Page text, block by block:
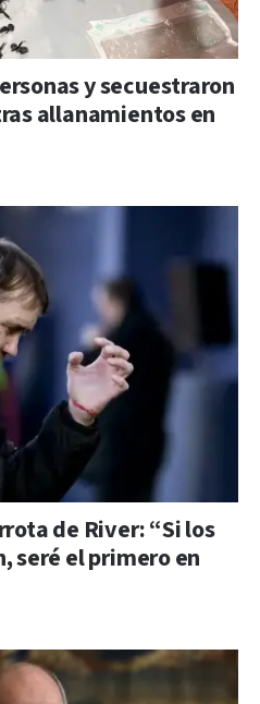
y secuestraron
allanamientos en
de River: “Si los
seré el primero en